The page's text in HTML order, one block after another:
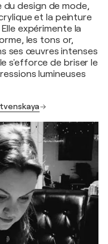
du design de mode,
et la peinture
expérimente la
les tons or,
ses œuvres intenses
s'efforce de briser le
lumineuses